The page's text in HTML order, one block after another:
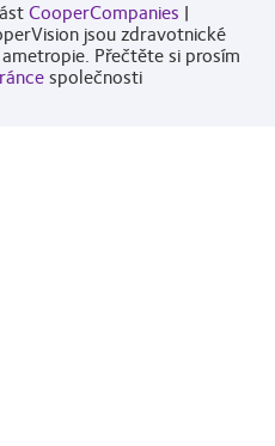
CooperCompanies |
jsou zdravotnické
Přečtěte si prosím
společnosti